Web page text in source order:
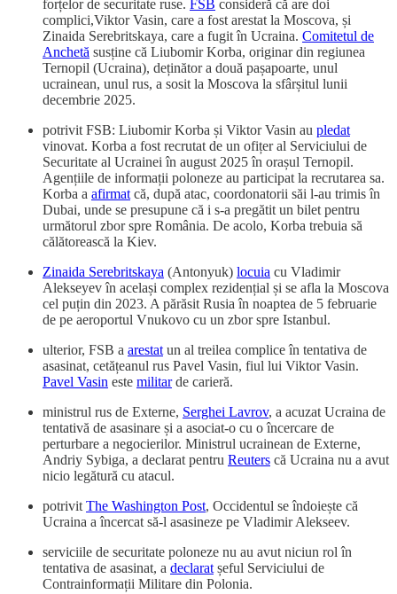
forțelor de securitate ruse. FSB consideră că are doi
complici,Viktor Vasin, care a fost arestat la Moscova, și
Zinaida Serebritskaya, care a fugit în Ucraina. Comitetul de
Anchetă susține că Liubomir Korba, originar din regiunea
Ternopil (Ucraina), deținător a două pașapoarte, unul
ucrainean, unul rus, a sosit la Moscova la sfârșitul lunii
decembrie 2025.
potrivit FSB: Liubomir Korba și Viktor Vasin au pledat
vinovat. Korba a fost recrutat de un ofițer al Serviciului de
Securitate al Ucrainei în august 2025 în orașul Ternopil.
Agențiile de informații poloneze au participat la recrutarea sa.
Korba a afirmat că, după atac, coordonatorii săi l-au trimis în
Dubai, unde se presupune că i s-a pregătit un bilet pentru
următorul zbor spre România. De acolo, Korba trebuia să
călătorească la Kiev.
Zinaida Serebritskaya (Antonyuk) locuia cu Vladimir
Alekseyev în același complex rezidențial și se afla la Moscova
cel puțin din 2023. A părăsit Rusia în noaptea de 5 februarie
de pe aeroportul Vnukovo cu un zbor spre Istanbul.
ulterior, FSB a arestat un al treilea complice în tentativa de
asasinat, cetățeanul rus Pavel Vasin, fiul lui Viktor Vasin.
Pavel Vasin este militarde carieră.
ministrul rus de Externe, Serghei Lavrov, a acuzat Ucraina de
tentativă de asasinare și a asociat-o cu o încercare de
perturbare a negocierilor. Ministrul ucrainean de Externe,
Andriy Sybiga, a declarat pentru Reuters că Ucraina nu a avut
nicio legătură cu atacul.
potrivit The Washington Post, Occidentul se îndoiește că
Ucraina a încercat să-l asasineze pe Vladimir Alekseev.
serviciile de securitate poloneze nu au avut niciun rol în
tentativa de asasinat, a declarat șeful Serviciului de
Contrainformații Militare din Polonia.